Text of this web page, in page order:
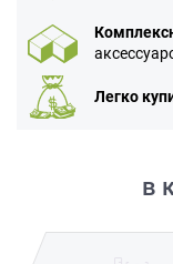
Легко
в